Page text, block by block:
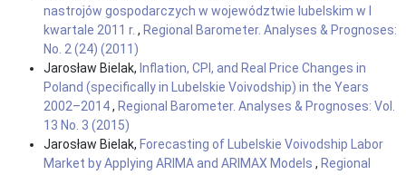
nastrojów gospodarczych w województwie lubelskim w I
kwartale 2011 r. , Regional Barometer. Analyses & Prognoses:
No. 2 (24) (2011)
Jarosław Bielak, Inflation, CPI, and Real Price Changes in
Poland (specifically in Lubelskie Voivodship) in the Years
2002–2014, Regional Barometer. Analyses & Prognoses: Vol.
13 No. 3 (2015)
Jarosław Bielak, Forecasting of Lubelskie Voivodship Labor
Market by Applying ARIMA and ARIMAX Models , Regional